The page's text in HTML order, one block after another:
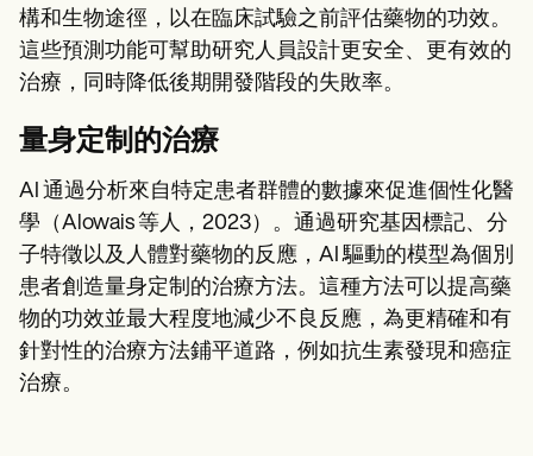
構和生物途徑，以在臨床試驗之前評估藥物的功效。
這些預測功能可幫助研究人員設計更安全、更有效的
治療，同時降低後期開發階段的失敗率。
量身定制的治療
AI 通過分析來自特定患者群體的數據來促進個性化醫
學（Alowais 等人，2023）。通過研究基因標記、分
子特徵以及人體對藥物的反應，AI 驅動的模型為個別
患者創造量身定制的治療方法。這種方法可以提高藥
物的功效並最大程度地減少不良反應，為更精確和有
針對性的治療方法鋪平道路，例如抗生素發現和癌症
治療。